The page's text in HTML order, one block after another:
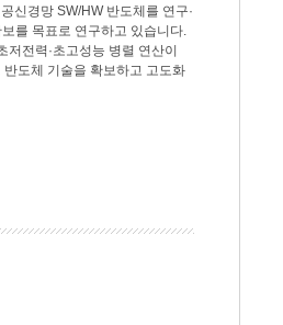
신경망 SW/HW 반도체를 연구·
를 목표로 연구하고 있습니다.
전력·초고성능 병렬 연산이
도체 기술을 확보하고 고도화